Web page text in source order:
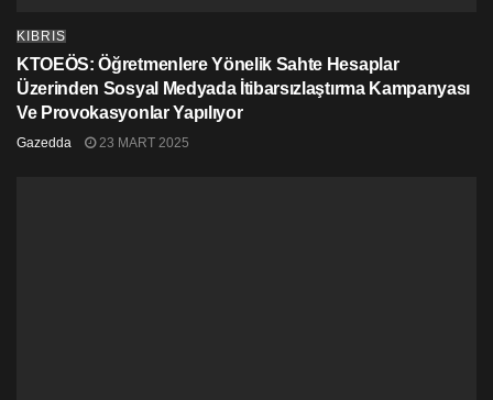
KIBRIS
KTOEÖS: Öğretmenlere Yönelik Sahte Hesaplar
Üzerinden Sosyal Medyada İtibarsızlaştırma Kampanyası
Ve Provokasyonlar Yapılıyor
Gazedda 23 MART 2025